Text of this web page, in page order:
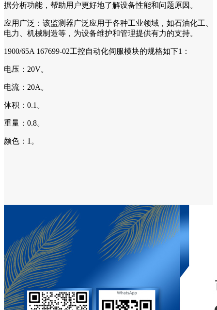
据分析功能，帮助用户更好地了解设备性能和问题原因。
应用广泛：该监测器广泛应用于各种工业领域，如石油化工、
电力、机械制造等，为设备维护和管理提供有力的支持。
1900/65A 167699-02工控自动化伺服模块的规格如下1：
电压：20V。
电流：20A。
体积：0.1。
重量：0.8。
颜色：1。